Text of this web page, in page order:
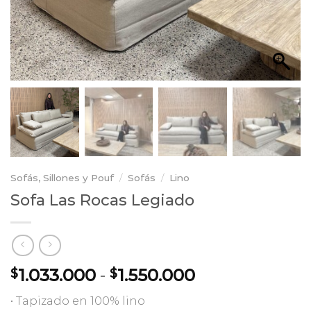
Sofás, Sillones y Pouf / Sofás / Lino
Sofa Las Rocas Legiado
$1.033.000 - $1.550.000Rango
•⁠ ⁠Tapizado en 100% lino